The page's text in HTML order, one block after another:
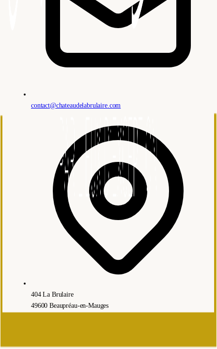
contact@chateaudelabrulaire.com
404 La Brulaire
49600 Beaupréau-en-Mauges